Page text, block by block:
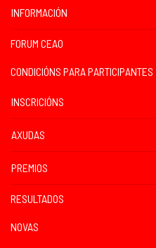
INFORMACIÓN
FORUM CEAO
CONDICIÓNS PARA PARTICIPANTES
INSCRICIÓNS
AXUDAS
PREMIOS
RESULTADOS
NOVAS